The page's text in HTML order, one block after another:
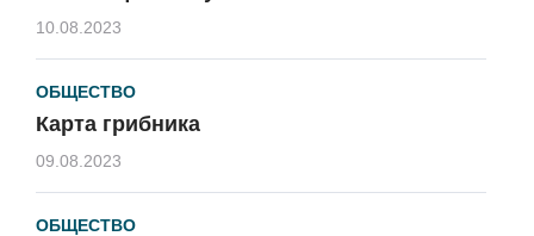
10.08.2023
ОБЩЕСТВО
Карта грибника
09.08.2023
ОБЩЕСТВО